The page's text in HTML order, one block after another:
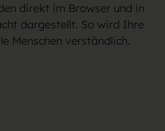
direkt im Browser und in
dargestellt. So wird Ihre
Menschen verständlich.